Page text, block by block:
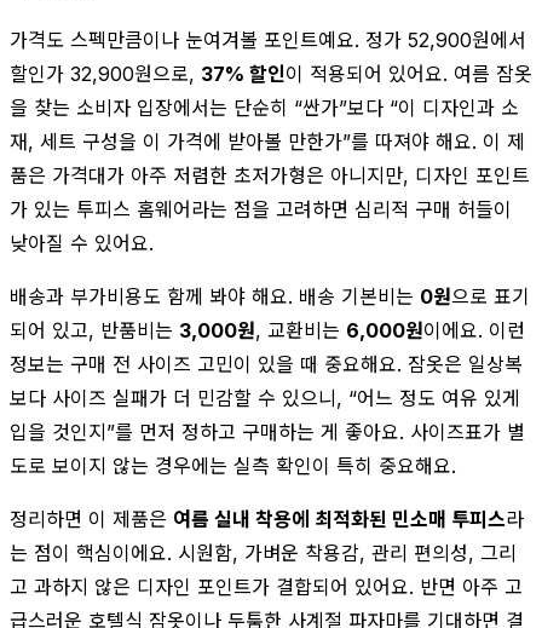
가격도 스펙만큼이나 눈여겨볼 포인트예요. 정가 52,900원에서
할인가 32,900원으로, 37% 할인이 적용되어 있어요. 여름 잠옷
을 찾는 소비자 입장에서는 단순히 “싼가”보다 “이 디자인과 소
재, 세트 구성을 이 가격에 받아볼 만한가”를 따져야 해요. 이 제
품은 가격대가 아주 저렴한 초저가형은 아니지만, 디자인 포인트
가 있는 투피스 홈웨어라는 점을 고려하면 심리적 구매 허들이
낮아질 수 있어요.
배송과 부가비용도 함께 봐야 해요. 배송 기본비는 0원으로 표기
되어 있고, 반품비는 3,000원, 교환비는 6,000원이에요. 이런
정보는 구매 전 사이즈 고민이 있을 때 중요해요. 잠옷은 일상복
보다 사이즈 실패가 더 민감할 수 있으니, “어느 정도 여유 있게
입을 것인지”를 먼저 정하고 구매하는 게 좋아요. 사이즈표가 별
도로 보이지 않는 경우에는 실측 확인이 특히 중요해요.
정리하면 이 제품은 여름 실내 착용에 최적화된 민소매 투피스라
는 점이 핵심이에요. 시원함, 가벼운 착용감, 관리 편의성, 그리
고 과하지 않은 디자인 포인트가 결합되어 있어요. 반면 아주 고
급스러운 호텔식 잠옷이나 두툼한 사계절 파자마를 기대하면 결